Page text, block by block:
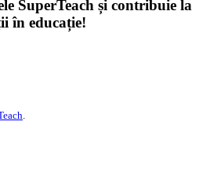
SuperTeach și contribuie la
în educație!
.